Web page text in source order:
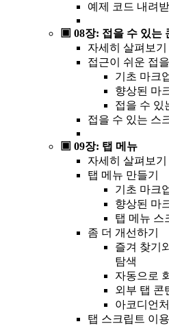
예제 코드 내려받
▣ 08장: 접을 수 있는
자세히 살펴보기
접근이 쉬운 접
기초 마크
향상된 마
접을 수 있
접을 수 있는 스
▣ 09장: 탭 메뉴
자세히 살펴보기
탭 메뉴 만들기
기초 마크
향상된 마
탭 메뉴 스
좀 더 개선하기
즐겨 찾기
탐색
자동으로
외부 탭 콘
아코디언
탭 스크립트 이용